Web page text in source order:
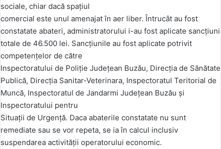
sociale, chiar dacă spațiul
comercial este unul amenajat în aer liber. Întrucât au fost
constatate abateri, administratorului i-au fost aplicate sancțiuni
totale de 46.500 lei. Sancțiunile au fost aplicate potrivit
competențelor de către
Inspectoratului de Poliție Județean Buzău, Direcția de Sănătate
Publică, Direcția Sanitar-Veterinara, Inspectoratul Teritorial de
Muncă, Inspectoratul de Jandarmi Județean Buzău și
Inspectoratului pentru
Situații de Urgență. Daca abaterile constatate nu sunt
remediate sau se vor repeta, se ia în calcul inclusiv
suspendarea activității operatorului economic.